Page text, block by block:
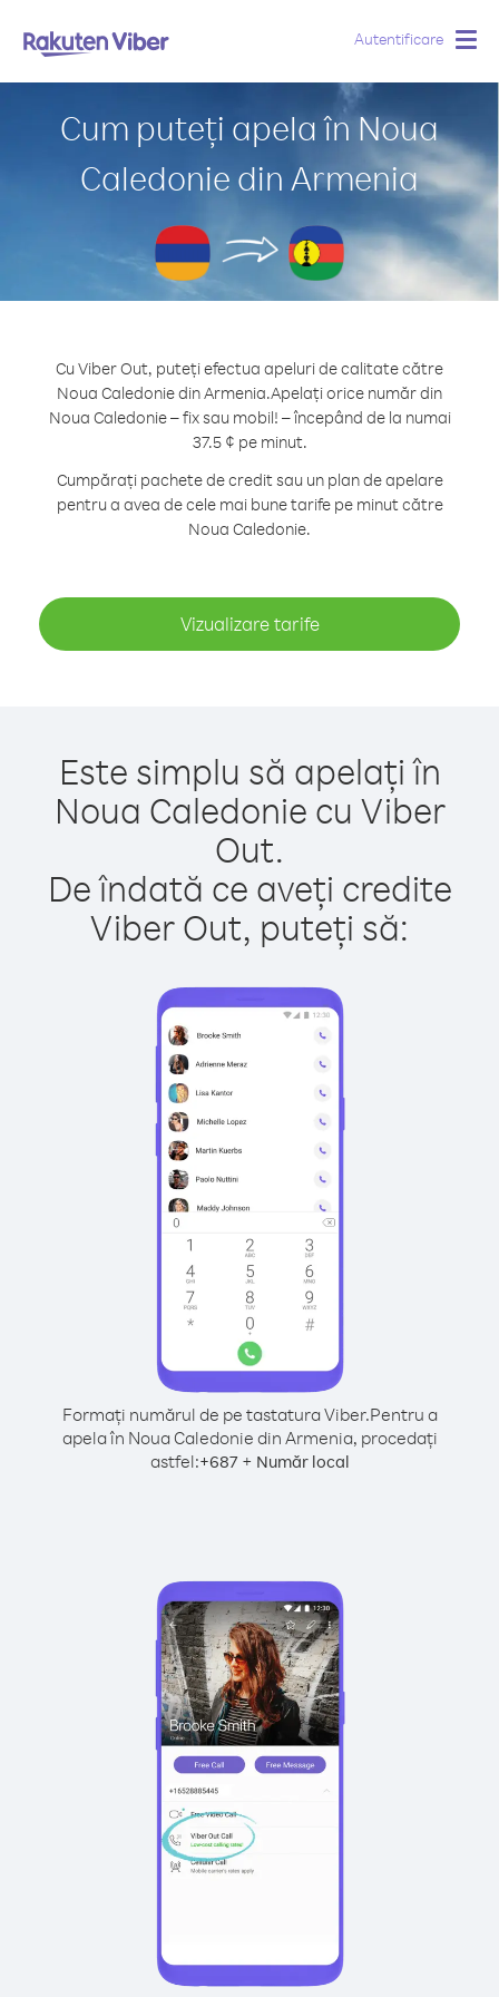
Autentificare
Cum puteți apela în Noua
Caledonie din Armenia
Cu Viber Out, puteți efectua apeluri de calitate către
Noua Caledonie din Armenia.Apelați orice număr din
Noua Caledonie – fix sau mobil! – începând de la numai
37.5 ¢ pe minut.
Cumpărați pachete de credit sau un plan de apelare
pentru a avea de cele mai bune tarife pe minut către
Noua Caledonie.
Vizualizare tarife
Este simplu să apelați în
Noua Caledonie cu Viber
Out.
De îndată ce aveți credite
Viber Out, puteți să:
Formați numărul de pe tastatura Viber.Pentru a
apela în Noua Caledonie din Armenia, procedați
astfel:+687+ Număr local